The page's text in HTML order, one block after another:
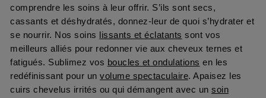
comprendre les soins à leur offrir. S’ils sont secs,
cassants et déshydratés, donnez-leur de quoi s’hydrater et
se nourrir. Nos soins
lissants et éclatants sont vos
meilleurs alliés pour redonner vie aux cheveux ternes et
fatigués. Sublimez vos boucles et ondulations en les
redéfinissant pour un volume spectaculaire. Apaisez les
cuirs chevelus irrités ou qui démangent avec un soin